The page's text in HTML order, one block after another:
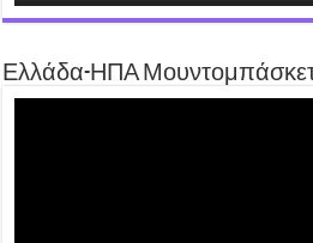
Ελλάδα-ΗΠΑ Μουντομπάσκετ